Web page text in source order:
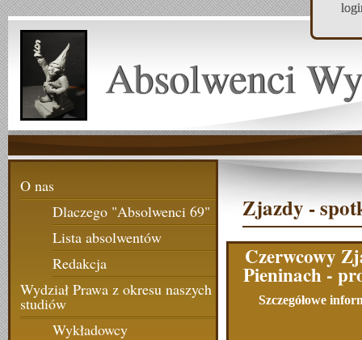
Absolwenci
O nas
Dlaczego "Absolwenci 69"
Lista absolwentów
Redakcja
Wydział Prawa z okresu naszych
studiów
Wykładowcy
Zjazdy -
Czerwcowy
Pieninach -
Szczegółowe